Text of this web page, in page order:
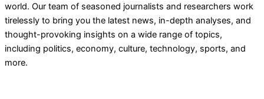
world. Our team of seasoned journalists and researchers work
tirelessly to bring you the latest news, in-depth analyses, and
thought-provoking insights on a wide range of topics,
including politics, economy, culture, technology, sports, and
more.